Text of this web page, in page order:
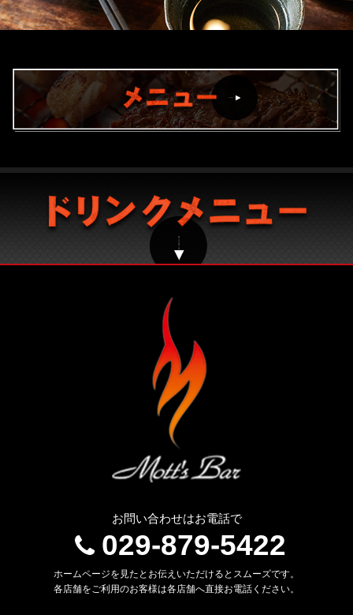
お問い合わせはお電話で
029-879-5422
ホームページを見たとお伝えいただけるとスムーズです。
各店舗をご利用のお客様は各店舗へ直接お電話ください。